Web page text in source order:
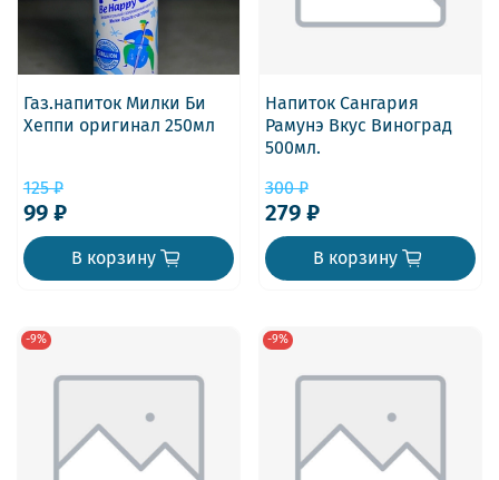
Газ.напиток Милки Би
Хеппи оригинал 250мл
125 ₽
99 ₽
В корзину
Напиток Сангария
Рамунэ Вкус Виноград
500мл.
300 ₽
279 ₽
В корзину
-9% -9%